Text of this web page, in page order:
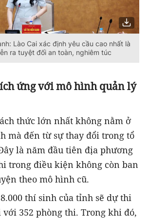
Lào Cai xác định yêu cầu cao nhất là
ra tuyệt đối an toàn, nghiêm túc
ứng với mô hình quản lý
thức lớn nhất không nằm ở
mà đến từ sự thay đổi trong tổ
là năm đầu tiên địa phương
trong điều kiện không còn ban
theo mô hình cũ.
thí sinh của tỉnh sẽ dự thi
352 phòng thi. Trong khi đó,